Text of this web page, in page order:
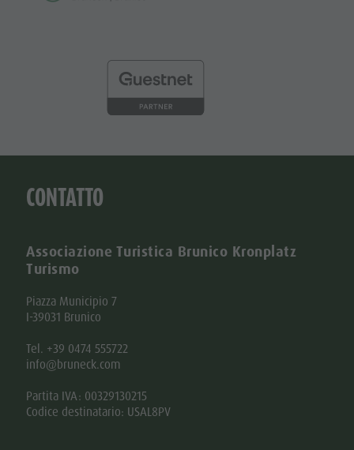
CONTATTO
Associazione Turistica Brunico Kronplatz
Turismo
Piazza Municipio 7
I-39031 Brunico
Tel. +39 0474 555722
info@bruneck.com
Partita IVA: 00329130215
Codice destinatario: USAL8PV